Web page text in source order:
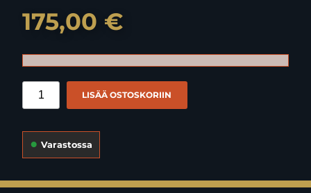
175,00 €
LISÄÄ OSTOSKORIIN
Varastossa